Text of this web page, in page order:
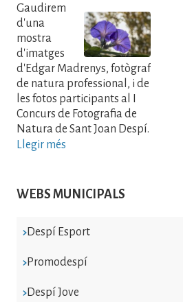
WEBS MUNICIPALS
Despí Esport
Promodespí
Despí Jove
Gaudirem
d'una
mostra
d'imatges
d'Edgar Madrenys, fotògraf
de natura professional, i de
les fotos participants al I
Concurs de Fotografia de
Natura de Sant Joan Despí.
Llegir més